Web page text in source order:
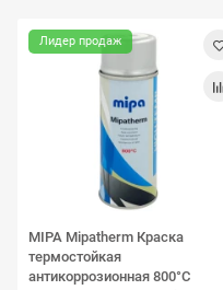
Лидер продаж
MIPA Mipatherm Краска
термостойкая
антикоррозионная 800°C